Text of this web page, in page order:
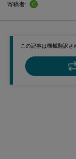
この記事は機械翻訳さ
寄稿者:
C